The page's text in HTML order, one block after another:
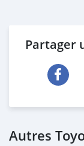
Partager
Autres